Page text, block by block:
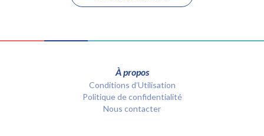
À propos
Conditions d’Utilisation
Politique de confidentialité
Nous contacter